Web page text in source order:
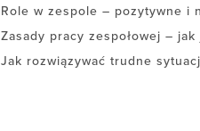
Role w zespole – pozytywne i
Zasady pracy zespołowej –
Jak rozwiązywać trudne